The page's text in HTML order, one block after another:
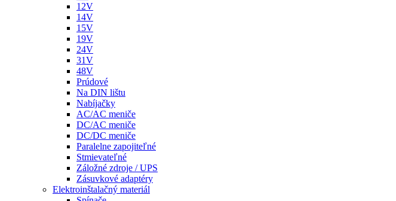
12V
14V
15V
19V
24V
31V
48V
Prúdové
Na DIN lištu
Nabíjačky
AC/AC meniče
DC/AC meniče
DC/DC meniče
Paralelne zapojiteľné
Stmievateľné
Záložné zdroje / UPS
Zásuvkové adaptéry
Elektroinštalačný materiál